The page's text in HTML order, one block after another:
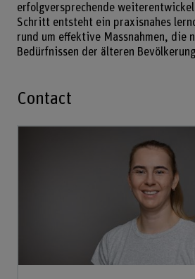
erfolgversprechende
Schritt entsteht ein praxisnahes
rund um effektive Massnahmen, die
Bedürfnissen der älteren
Contact